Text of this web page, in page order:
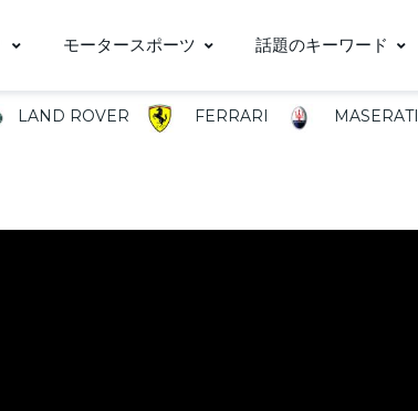
モータースポーツ 話題のキーワード
LAND ROVER FERRARI MASERATI